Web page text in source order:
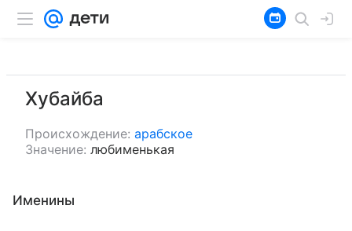
Хубайба
Происхождение: арабское
Значение: любименькая
Именины